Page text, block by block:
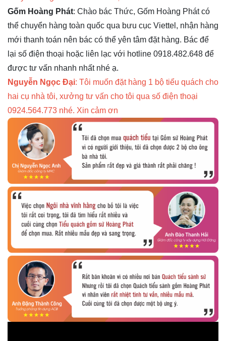
Gốm Hoàng Phát: Chào bác Thức, Gốm Hoàng Phát có
thể chuyển hàng toàn quốc qua bưu cục Viettel, nhận hàng
mới thanh toán nên bác có thể yên tâm đặt hàng. Bác để
lại số điện thoại hoặc liên lạc với hotline 0918.482.648 để
được tư vấn nhanh nhất nhé ạ.
Nguyễn Ngọc Đại: Tôi muốn đặt hàng 1 bộ tiểu quách cho
hai cụ nhà tôi, xưởng tư vấn cho tôi qua số điện thoại
0924.564.773 nhé. Xin cảm ơn